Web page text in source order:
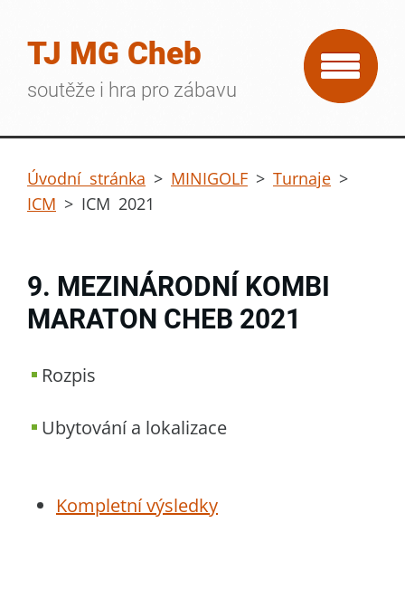
TJ MG Cheb
soutěže i hra pro zábavu
Úvodní stránka > MINIGOLF > Turnaje >
ICM > ICM 2021
9. MEZINÁRODNÍ KOMBI
MARATON CHEB 2021
Rozpis
Ubytování a lokalizace
Kompletní výsledky